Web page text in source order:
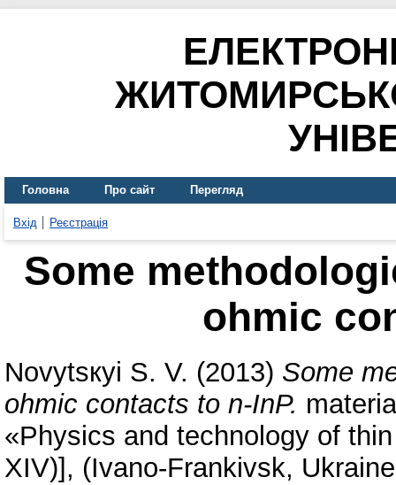
Головна Про сайт Перегляд
Вхід Реєстрація
Some
ohmic
Novytsкyі S. V. (2013) Some
ohmic contacts to n-InP.
«Physics and technology of
XIV)], (Ivano-Frankivsk,